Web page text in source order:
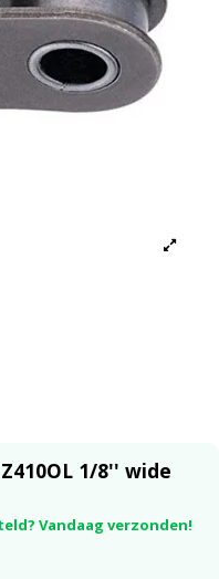
1/8'' wide
Vandaag verzonden!